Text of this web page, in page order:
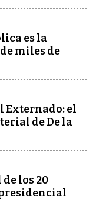
es la
miles de
Externado: el
de De la
los 20